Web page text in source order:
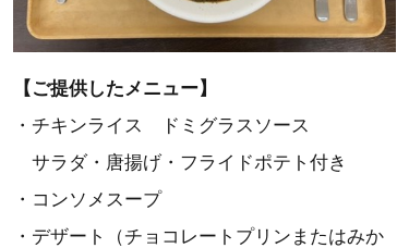
【ご提供したメニュー】
・チキンライス ドミグラスソース
サラダ・唐揚げ・フライドポテト付き
・コンソメスープ
・デザート（チョコレートプリンまたはみか